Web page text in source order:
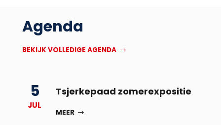
Agenda
BEKIJK VOLLEDIGE AGENDA
5
JUL
Tsjerkepaad zomerexpositie
MEER